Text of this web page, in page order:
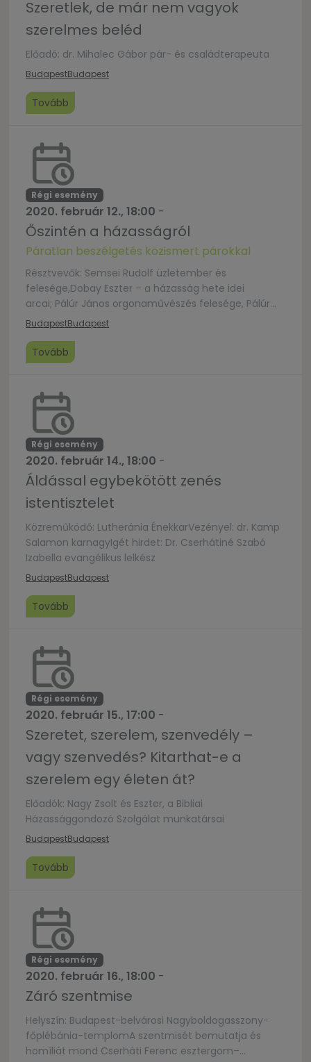
Szeretlek, de már nem vagyok
szerelmes beléd
Előadó: dr. Mihalec Gábor pár- és családterapeuta
BudapestBudapest
Tovább
Régi esemény
2020. február 12., 18:00 -
Őszintén a házasságról
Páratlan beszélgetés közismert párokkal
Résztvevők: Semsei Rudolf üzletember és
felesége,Dobay Eszter – a házasság hete idei
arcai; Pálúr János orgonaművészés felesége, Pálúr
Kornélia; Hamar
Bence sportriporter
BudapestBudapest
Tovább
Régi esemény
2020. február 14., 18:00 -
Áldással egybekötött zenés
istentisztelet
Közreműködő: Lutheránia ÉnekkarVezényel: dr. Kamp
Salamon karnagyIgét hirdet: Dr. Cserhátiné Szabó
Izabella evangélikus lelkész
BudapestBudapest
Tovább
Régi esemény
2020. február 15., 17:00 -
Szeretet, szerelem, szenvedély –
vagy szenvedés? Kitarthat-e a
szerelem egy életen át?
Előadók: Nagy Zsolt és Eszter, a Bibliai
Házassággondozó Szolgálat munkatársai
BudapestBudapest
Tovább
Régi esemény
2020. február 16., 18:00 -
Záró szentmise
Helyszín: Budapest-belvárosi Nagyboldogasszony-
főplébánia-templomA szentmisét bemutatja és
homíliát mond Cserháti Ferenc esztergom–